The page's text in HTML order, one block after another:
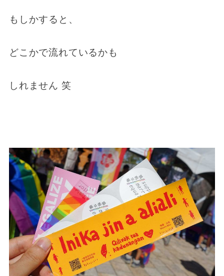
もしかすると、
どこかで流れているかも
しれません 笑